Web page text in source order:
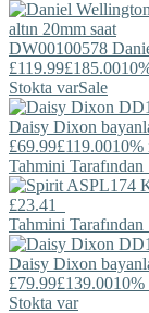
DW00100578
£119.99£185.00
Stokta varSale
Daisy Dixon
£69.99£119.0010%
Tahmini
£23.41
Tahmini
Daisy Dixon
£79.99£139.00
Stokta var